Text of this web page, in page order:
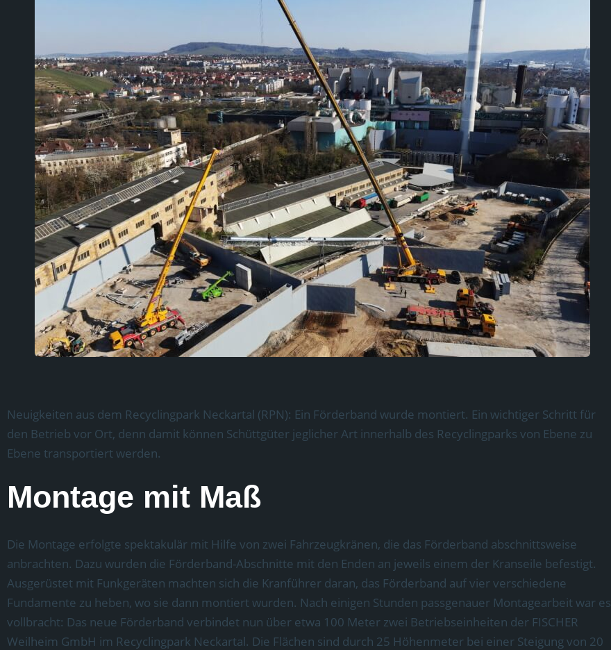
Neuigkeiten aus dem Recyclingpark Neckartal (RPN): Ein Förderband wurde montiert. Ein wichtiger Schritt für
den Betrieb vor Ort, denn damit können Schüttgüter jeglicher Art innerhalb des Recyclingparks von Ebene zu
Ebene transportiert werden.
Montage mit Maß
Die Montage erfolgte spektakulär mit Hilfe von zwei Fahrzeugkränen, die das Förderband abschnittsweise
anbrachten. Dazu wurden die Förderband-Abschnitte mit den Enden an jeweils einem der Kranseile befestigt.
Ausgerüstet mit Funkgeräten machten sich die Kranführer daran, das Förderband auf vier verschiedene
Fundamente zu heben, wo sie dann montiert wurden. Nach einigen Stunden passgenauer Montagearbeit war es
vollbracht: Das neue Förderband verbindet nun über etwa 100 Meter zwei Betriebseinheiten der FISCHER
Weilheim GmbH im Recyclingpark Neckartal. Die Flächen sind durch 25 Höhenmeter bei einer Steigung von 20